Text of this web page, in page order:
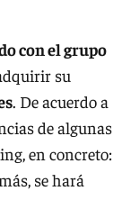
con el grupo
su
. De acuerdo a
de algunas
en concreto:
se hará